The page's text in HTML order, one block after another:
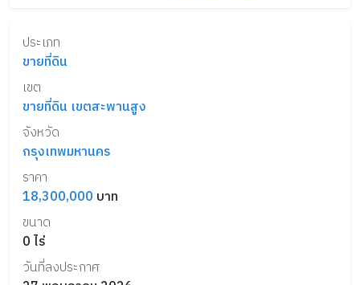
ประเภท
ขายที่ดิน
เขต
ขายที่ดิน เขตสะพานสูง
จังหวัด
กรุงเทพมหานคร
ราคา
18,300,000 บาท
ขนาด
0ไร่
วันที่ลงประกาศ